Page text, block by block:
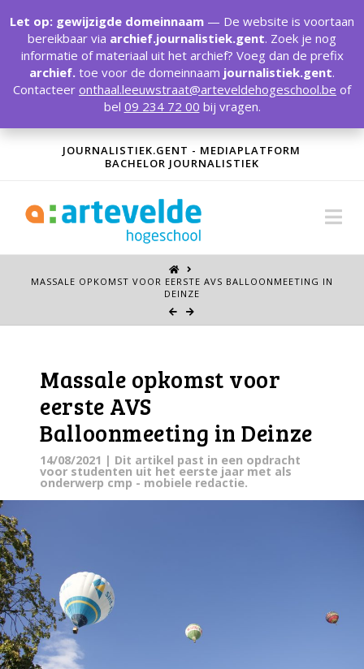
JOURNALISTIEK.GENT - MEDIAPLATFORM
BACHELOR JOURNALISTIEK
MASSALE OPKOMST VOOR EERSTE AVS BALLOONMEETING IN
DEINZE
Massale opkomst voor
eerste AVS
Balloonmeeting in Deinze
14/08/2021 | Dit artikel past in een opdracht
voor studenten uit het eerste jaar met als
onderwerp cmp - mobiele redactie.
Let op: gewijzigde domeinnaam — De website is voortaan
bereikbaar via archief.journalistiek.gent. Zoek je nog
informatie of materiaal uit het archief? Voeg dan de prefix
archief. toe voor de domeinnaam journalistiek.gent.
Contacteer onthaal.leeuwstraat@arteveldehogeschool.be of
bel 09 234 72 00 bij vragen.